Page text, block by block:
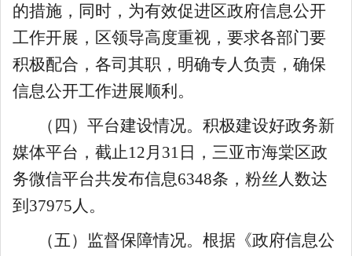
的措施，同时，为有效促进区政府信息公开
工作开展，区领导高度重视，要求各部门要
积极配合，各司其职，明确专人负责，确保
信息公开工作进展顺利。
（四）平台建设情况。积极建设好政务新
媒体平台，截止12月31日，三亚市海棠区政
务微信平台共发布信息6348条，粉丝人数达
到37975人。
（五）监督保障情况。根据《政府信息公